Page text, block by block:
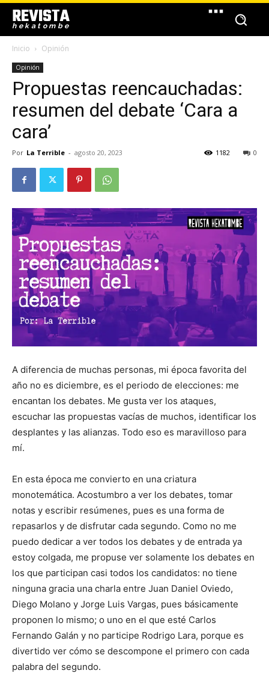
REVISTA
hekatombe
Inicio Opinión
Opinión
Propuestas reencauchadas:
resumen del debate ‘Cara a
cara’
Por La Terrible - agosto 20, 2023 0
1182
A diferencia de muchas personas, mi época favorita del
año no es diciembre, es el periodo de elecciones: me
encantan los debates. Me gusta ver los ataques,
escuchar las propuestas vacías de muchos, identificar los
desplantes y las alianzas. Todo eso es maravilloso para
mí.
En esta época me convierto en una criatura
monotemática. Acostumbro a ver los debates, tomar
notas y escribir resúmenes, pues es una forma de
repasarlos y de disfrutar cada segundo. Como no me
puedo dedicar a ver todos los debates y de entrada ya
estoy colgada, me propuse ver solamente los debates en
los que participan casi todos los candidatos: no tiene
ninguna gracia una charla entre Juan Daniel Oviedo,
Diego Molano y Jorge Luis Vargas, pues básicamente
proponen lo mismo; o uno en el que esté Carlos
Fernando Galán y no participe Rodrigo Lara, porque es
divertido ver cómo se descompone el primero con cada
palabra del segundo.